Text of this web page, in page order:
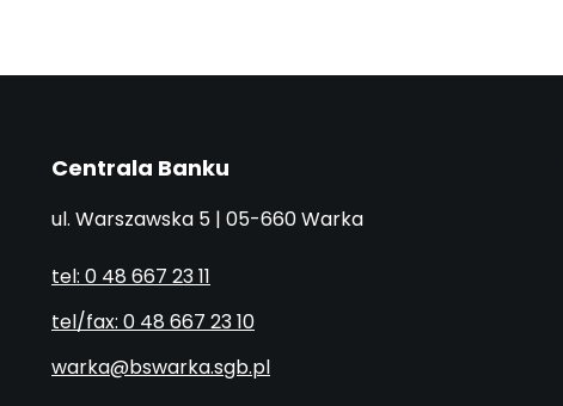
Centrala Banku
ul. Warszawska 5 | 05-660 Warka
tel: 0 48 667 23 11
tel/fax: 0 48 667 23 10
warka@bswarka.sgb.pl